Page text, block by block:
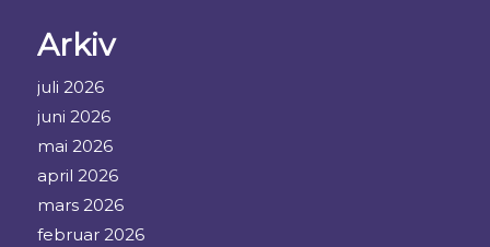
Arkiv
juli 2026
juni 2026
mai 2026
april 2026
mars 2026
februar 2026